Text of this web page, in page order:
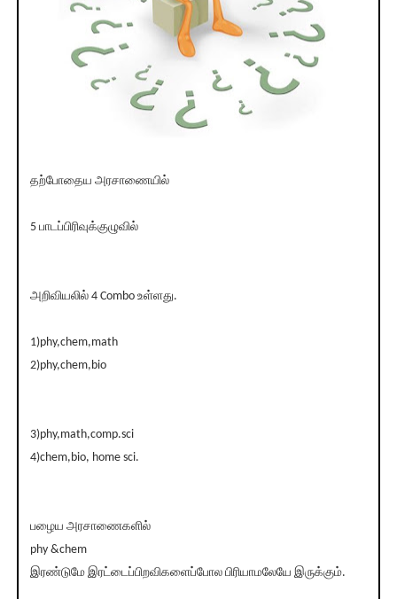
தற்போதைய அரசாணையில்
5 பாடப்பிரிவுக்குழுவில்
அறிவியலில் 4 Combo உள்ளது.
1)phy,chem,math
2)phy,chem,bio
3)phy,math,comp.sci
4)chem,bio, home sci.
பழைய அரசாணைகளில்
phy &chem
இரண்டுமே இரட்டைப்பிறவிகளைப்போல பிரியாமலேயே இருக்கும்.